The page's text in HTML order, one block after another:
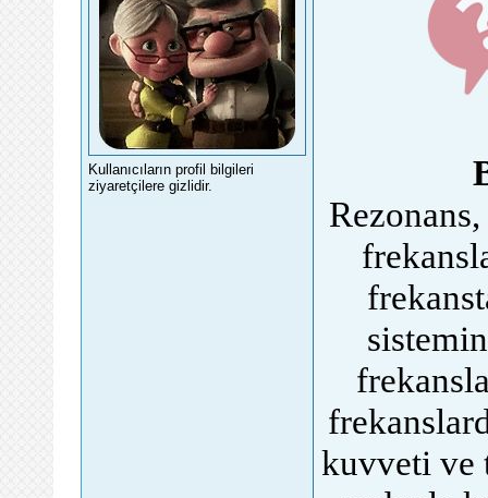
Kullanıcıların profil bilgileri
ziyaretçilere gizlidir.
kuvveti ve